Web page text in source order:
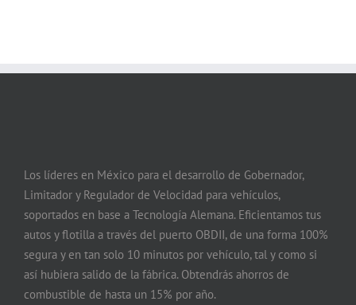
Los líderes en México para el desarrollo de Gobernador,
Limitador y Regulador de Velocidad para vehículos,
soportados en base a Tecnología Alemana. Eficientamos tus
autos y flotilla a través del puerto OBDII, de una forma 100%
segura y en tan solo 10 minutos por vehículo, tal y como si
así hubiera salido de la fábrica. Obtendrás ahorros de
combustible de hasta un 15% por año.